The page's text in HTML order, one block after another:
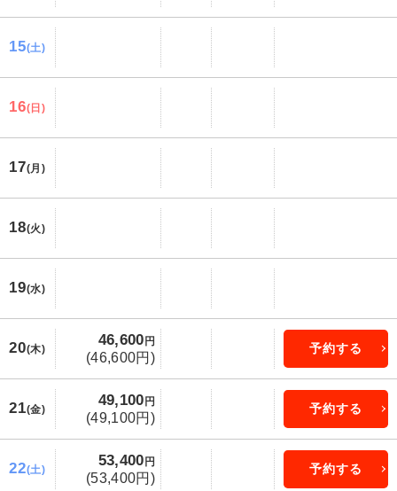
15(土)
16(日)
17(月)
18(火)
19(水)
20(木)
46,600 円
(46,600円)
予約する
21(金)
49,100 円
(49,100円)
予約する
22(土)
53,400 円
(53,400円)
予約する